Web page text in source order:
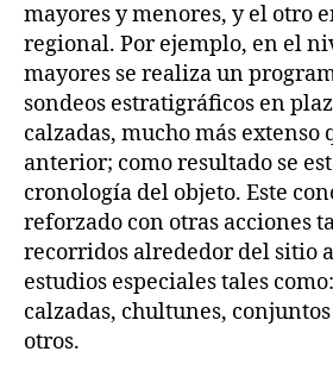
mayores y menores, y el otro
regional. Por ejemplo, en el
mayores se realiza un
sondeos estratigráficos en
calzadas, mucho más extenso
anterior; como resultado se
cronología del objeto. Este
reforzado con otras acciones
recorridos alrededor del sitio
estudios especiales tales
calzadas, chultunes,
otros.